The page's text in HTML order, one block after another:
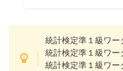
統計検定準１級ワ
統計検定準１級ワ
統計検定準１級ワ